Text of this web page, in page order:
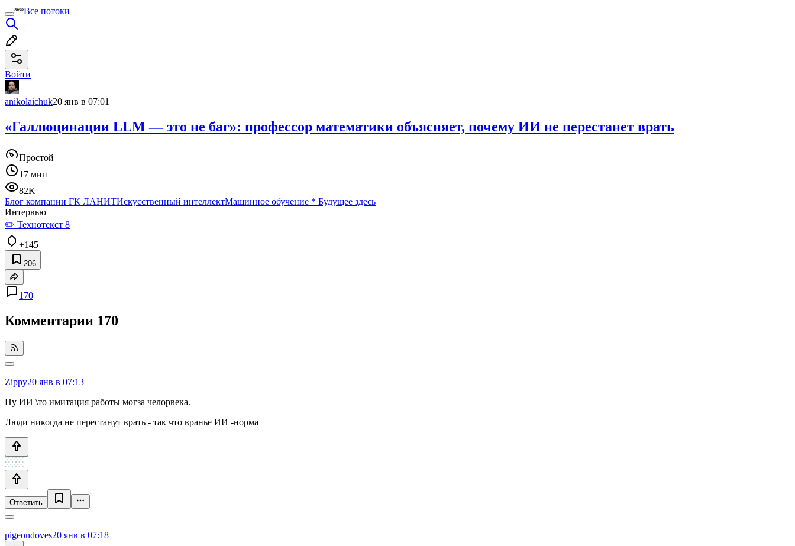
Все потоки
Войти
anikolaichuk20 янв в 07:01
«Галлюцинации LLM — это не баг»: профессор математики объясняет, почему ИИ не перестанет врать
Простой
17 мин
82K
Блог компании ГК ЛАНИТИскусственный интеллектМашинное обучение * Будущее здесь
Интервью
✏️ Технотекст 8
+145
206
170
Комментарии 170
Zippy20 янв в 07:13
Ну ИИ \то имитация работы могза челорвека.
Люди никогда не перестанут врать - так что вранье ИИ -норма
Ответить
pigeondoves20 янв в 07:18